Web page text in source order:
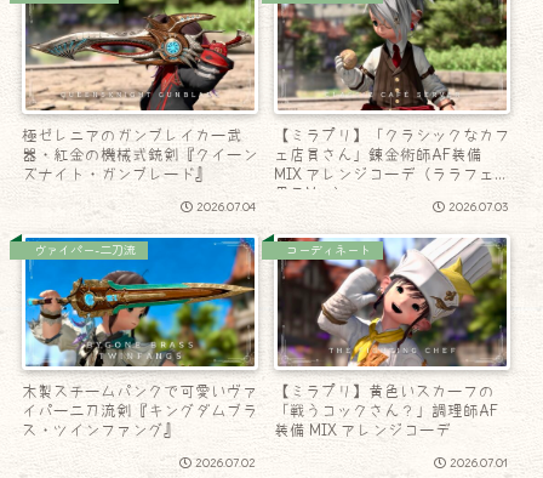
極ゼレニアのガンブレイカー武
器・紅金の機械式銃剣『クイーン
ズナイト・ガンブレード』
2026.07.04
【ミラプリ】「クラシックなカフ
ェ店員さん」錬金術師AF装備
MIX アレンジコーデ（ララフェル
男子Ver.）
2026.07.03
ヴァイパー-二刀流
木製スチームパンクで可愛いヴァ
イパー二刀流剣『キングダムブラ
ス・ツインファング』
2026.07.02
コーディネート
【ミラプリ】黄色いスカーフの
「戦うコックさん？」調理師AF
装備 MIX アレンジコーデ
2026.07.01